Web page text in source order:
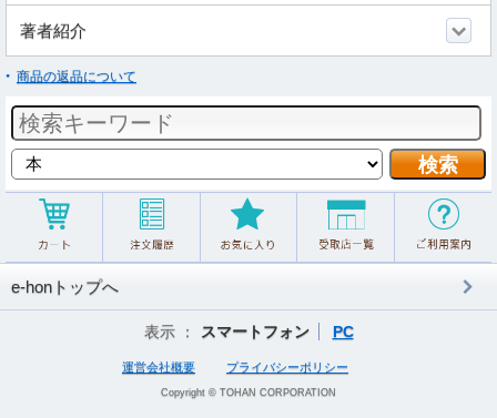
著者紹介
商品の返品について
e-honトップへ
表示 ： スマートフォン PC
運営会社概要 プライバシーポリシー
Copyright © TOHAN CORPORATION